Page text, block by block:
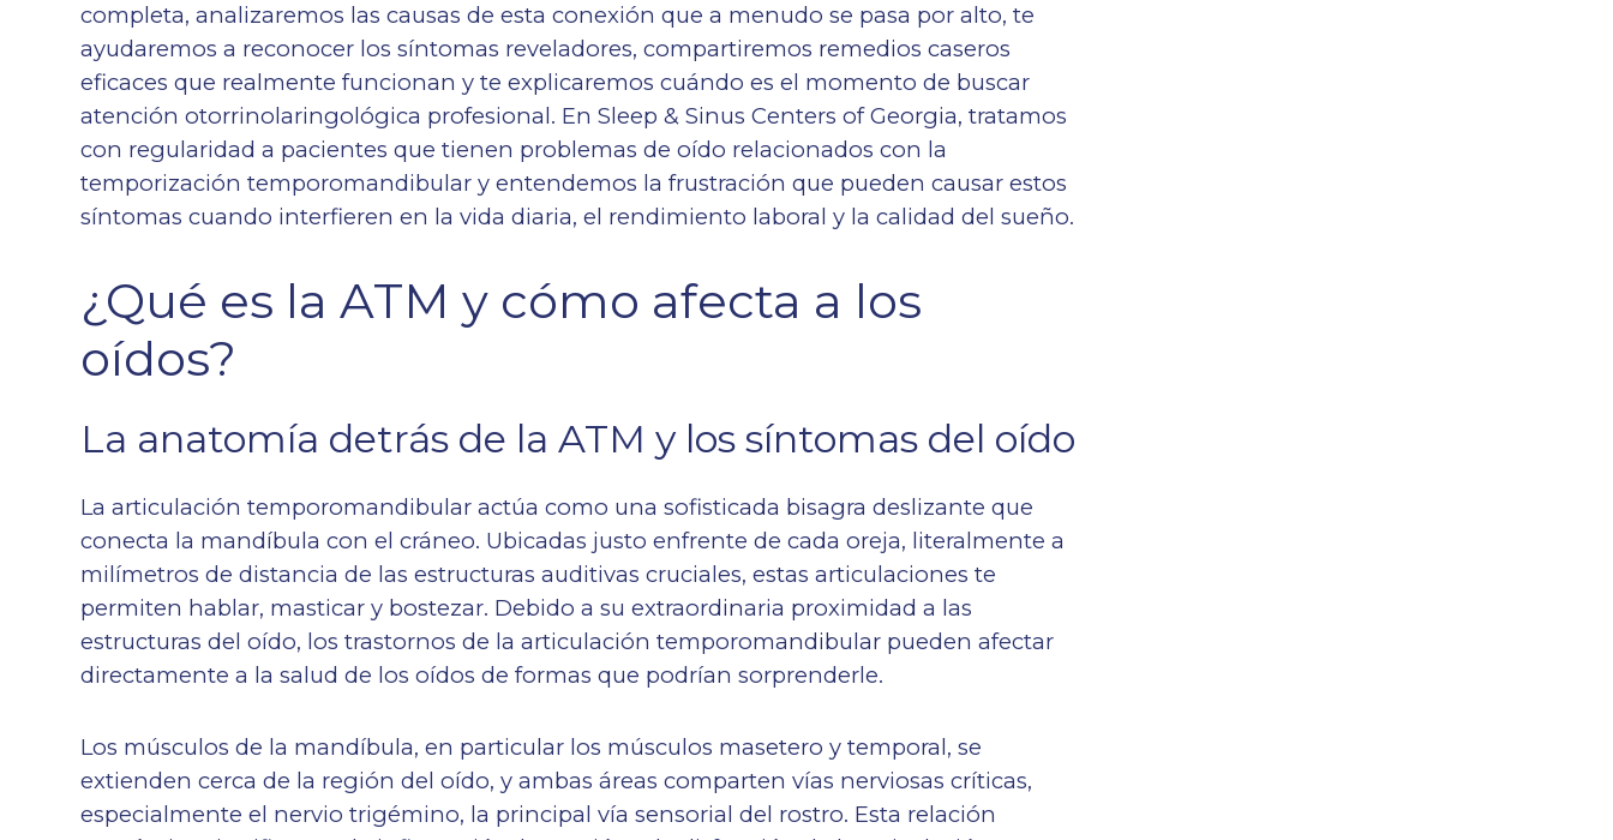
completa, analizaremos las causas de esta conexión que a menudo se pasa por alto, te
ayudaremos a reconocer los síntomas reveladores, compartiremos remedios caseros
eficaces que realmente funcionan y te explicaremos cuándo es el momento de buscar
atención otorrinolaringológica profesional. En Sleep & Sinus Centers of Georgia, tratamos
con regularidad a pacientes que tienen problemas de oído relacionados con la
temporización temporomandibular y entendemos la frustración que pueden causar estos
síntomas cuando interfieren en la vida diaria, el rendimiento laboral y la calidad del sueño.
¿Qué es la ATM y cómo afecta a los
oídos?
La anatomía detrás de la ATM y los síntomas del oído
La articulación temporomandibular actúa como una sofisticada bisagra deslizante que
conecta la mandíbula con el cráneo. Ubicadas justo enfrente de cada oreja, literalmente a
milímetros de distancia de las estructuras auditivas cruciales, estas articulaciones te
permiten hablar, masticar y bostezar. Debido a su extraordinaria proximidad a las
estructuras del oído, los trastornos de la articulación temporomandibular pueden afectar
directamente a la salud de los oídos de formas que podrían sorprenderle.
Los músculos de la mandíbula, en particular los músculos masetero y temporal, se
extienden cerca de la región del oído, y ambas áreas comparten vías nerviosas críticas,
especialmente el nervio trigémino, la principal vía sensorial del rostro. Esta relación